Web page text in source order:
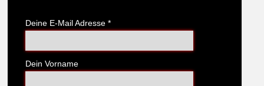
Deine E-Mail Adresse *
Dein Vorname